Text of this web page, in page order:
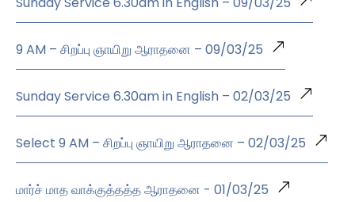
9 AM – சிறப்பு ஞாயிறு ஆராதனை – 09/03/25
Sunday Service 6.30am in English – 02/03/25
Select 9 AM – சிறப்பு ஞாயிறு ஆராதனை – 02/03/25
மார்ச் மாத வாக்குத்தத்த ஆராதனை - 01/03/25